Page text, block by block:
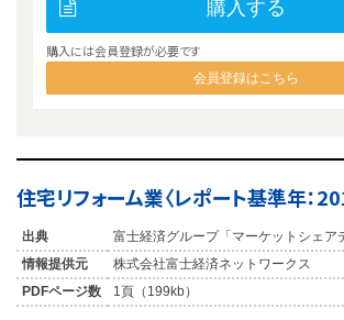
購入する
購入には会員登録が必要です
会員登録はこちら
住宅リフォーム業〈レポート基準年：
出典
富士経済グループ「マーケットシェア
情報提供元
株式会社富士経済ネットワークス
PDFページ数
1頁（199kb）